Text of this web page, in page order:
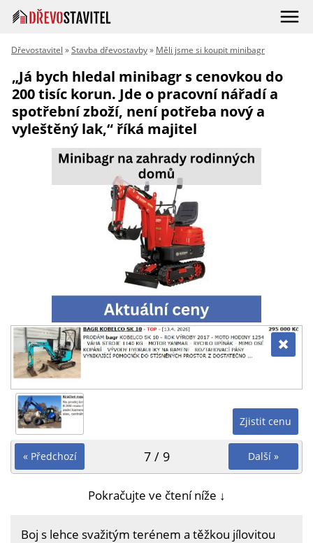
Dřevostavitel »Stavba dřevostavby» Měli jsme si koupit minibagr
„Já bych hledal minibagr s cenovkou do
200 tisíc korun. Jde o pracovní nářadí a
spotřební zboží, není potřeba nový a
vyleštěný lak,“ říká majitel
Zjistit cenu
« Předchozí Další »
7 / 9
Pokračujte ve čtení níže ↓
Boj s lehce svažitým terénem a těžkou jílovitou